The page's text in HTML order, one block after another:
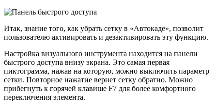
Итак, знание того, как убрать сетку в «Автокаде», позволит
пользователю активировать и дезактивировать эту функцию.
Настройка визуального инструмента находится на панели
быстрого доступа внизу экрана. Это самая первая
пиктограмма, нажав на которую, можно выключить параметр
сетки. Повторное нажатие вернет сетку обратно. Можно
прибегнуть к горячей клавише F7 для более комфортного
переключения элемента.